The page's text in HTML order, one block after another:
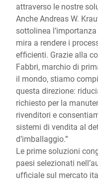
attraverso le nostre
Anche Andreas W.
sottolinea
mira a rendere i
efficienti. Grazie alla
Fabbri, marchio di
il mondo, stiamo
questa direzione:
richiesto per la
rivenditori e
sistemi di vendita al
d’imballaggio.”
Le prime soluzioni
paesi selezionati
ufficiale sul mercato